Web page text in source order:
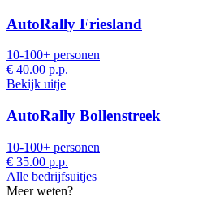
AutoRally Friesland
10-100+ personen
€ 40.00 p.p.
Bekijk uitje
AutoRally Bollenstreek
10-100+ personen
€ 35.00 p.p.
Alle bedrijfsuitjes
Meer weten?